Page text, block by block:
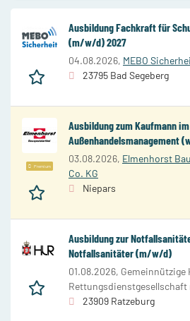
Ausbildung Fachkraft für
(m/w/d) 2027
04.08.2026, MEBO
23795 Bad Segeberg
Premium
Ausbildung zum Kaufmann
Außenhandelsmanagement
03.08.2026, Elmenhorst
Co. KG
Niepars
Ausbildung zur
Notfallsanitäter (m/w/d)
01.08.2026, Gemeinnützige
Rettungsdienstgesellschaft
23909 Ratzeburg